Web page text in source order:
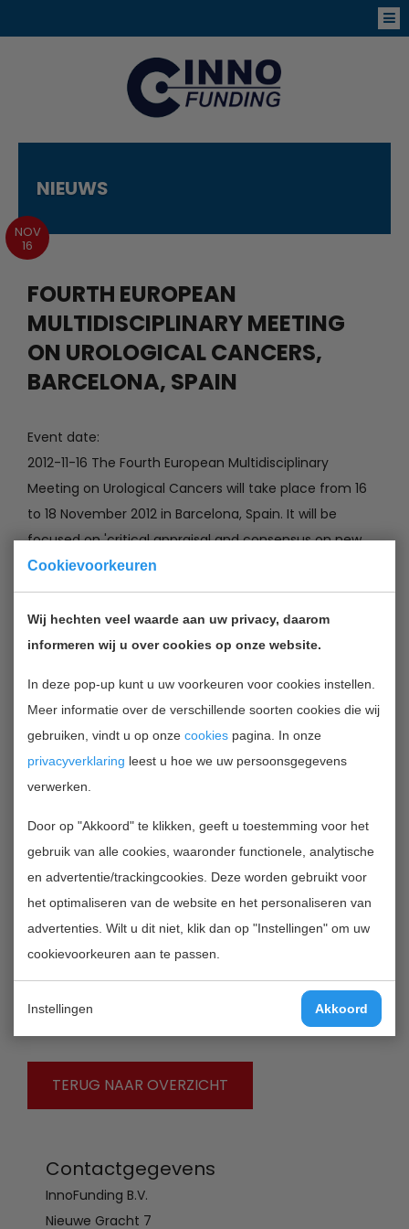
Cookievoorkeuren
Wij hechten veel waarde aan uw privacy, daarom
informeren wij u over cookies op onze website.
In deze pop-up kunt u uw voorkeuren voor cookies instellen.
Meer informatie over de verschillende soorten cookies die wij
gebruiken, vindt u op onze cookies pagina. In onze
privacyverklaring leest u hoe we uw persoonsgegevens
verwerken.
Door op "Akkoord" te klikken, geeft u toestemming voor het
gebruik van alle cookies, waaronder functionele, analytische
en advertentie/trackingcookies. Deze worden gebruikt voor
het optimaliseren van de website en het personaliseren van
advertenties. Wilt u dit niet, klik dan op "Instellingen" om uw
cookievoorkeuren aan te passen.
Instellingen Akkoord
NIEUWS
NOV
16
FOURTH EUROPEAN
MULTIDISCIPLINARY MEETING
ON UROLOGICAL CANCERS,
BARCELONA, SPAIN
Event date:
2012-11-16 The Fourth European Multidisciplinary
Meeting on Urological Cancers will take place from 16
to 18 November 2012 in Barcelona, Spain. It will be
focused on 'critical appraisal and consensus on new
treatment approaches in urological cancers'.
Co-organised by the European Association of Urology
(EAU), the European Society for Medical Oncology
and Oncology (ESTRO), the event aims to deliver an
in-depth review of the latest multi-modal
management strategies for prostate, bladder and
renal cancers.
The event will reflect the views of urology, medical
oncology and radiotherapy on the issue. Sessions will
include the most up-to-date information on research
outcomes in Europe and overseas, the assessment of
current treatment standards and discussion on the
future of medical therapies.
Quality validation date:
TERUG NAAR OVERZICHT
Contactgegevens
InnoFunding B.V.
Nieuwe Gracht 7